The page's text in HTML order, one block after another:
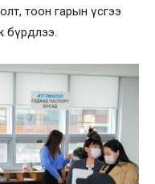
тоон гарын үсгээ
бүрдлээ.